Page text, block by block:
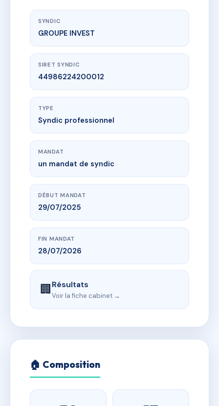
SYNDIC
GROUPE INVEST
SIRET SYNDIC
44986224200012
TYPE
Syndic professionnel
MANDAT
un mandat de syndic
DÉBUT MANDAT
29/07/2025
FIN MANDAT
28/07/2026
🏢Résultats
Voir la fiche cabinet →
🏠 Composition